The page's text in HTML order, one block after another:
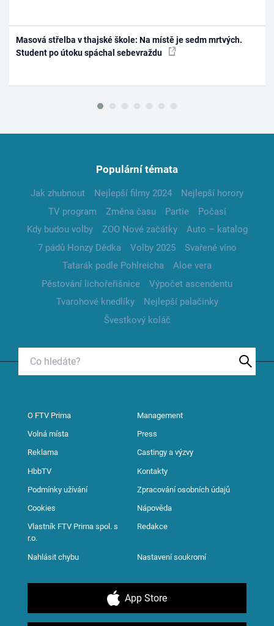
Masová střelba v thajské škole: Na místě je sedm mrtvých.
Student po útoku spáchal sebevraždu
Populární témata
Jak zhubnout Nejlepší filmy 2024
Nejlepší horory
TV program
Změna času Partie
Počasí
Kdy budou volby
ZOO Nové začátky
Auto – katalog
7 pádů Honzy Dědka
Volby 2025
Svařené víno
Tatarák podle Pohlreicha
Aloe vera
Pěstování lichořeřišnice
Výpočet ascendentu
Tvarohové knedlíky
Nejlepší palačinky
Švestkový koláč
O FTV Prima Management
Volná místa Press
Reklama Castingy a výzvy
HbbTV Kontakty
Podmínky užívání Zpracování osobních údajů
Cookies Nápověda
Vlastník FTV Prima spol. s
r.o.
Redakce
Nahlásit chybu Nastavení soukromí
App Store